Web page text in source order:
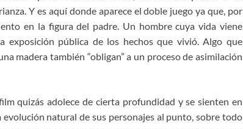
Y es aquí donde aparece el doble juego ya que, por
en la figura del padre. Un hombre cuya vida viene
pública de los hechos que vivió. Algo que
madera también “obligan” a un proceso de asimilación
quizás adolece de cierta profundidad y se sienten en
natural de sus personajes al punto, sobre todo